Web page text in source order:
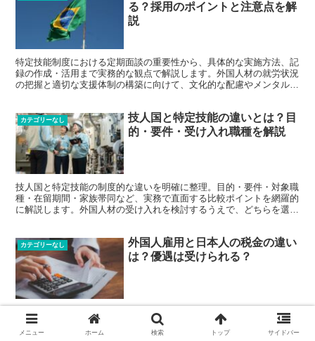
る？採用のポイントと注意点を解
説
特定技能制度における定期面談の重要性から、具体的な実施方法、記
録の作成・活用まで実務的な観点で解説します。外国人材の就労状況
の把握と適切な支援体制の構築に向けて、文化的な配慮やメンタルヘ
カテゴリーなし
技人国と特定技能の違いとは？目
的・要件・受け入れ職種を解説
技人国と特定技能の制度的な違いを明確に整理。目的・要件・対象職
種・在留期間・家族帯同など、実務で直面する比較ポイントを網羅的
に解説します。外国人材の受け入れを検討するうえで、どちらを選ぶ
カテゴリーなし
外国人雇用と日本人の税金の違い
は？優遇は受けられる？
外国人雇用に関する税金の仕組みや優遇制度を詳しく解説。所得税・
住民税・社会保険の違い、在留資格による課税の違い、租税条約の適
用条件など、実務で必要な知識をわかりやすく説明します。源泉徴収
メニュー ホーム 検索 トップ サイドバー